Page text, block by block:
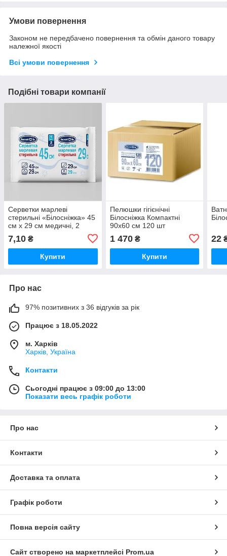
Умови повернення
Законом не передбачено повернення та обмін даного товару
належної якості
Всі умови повернення
Подібні товари компанії
Серветки марлеві
стерильні «Білосніжка» 45
см х 29 см медичні, 2
7,10 ₴
Купити
Пелюшки гігієнічні
Білосніжка Компактні
90х60 см 120 шт
1 470₴
Купити
22
Про нас
97% позитивних з 36 відгуків за рік
Працює з 18.05.2022
м. Харків
Харків, Україна
Контакти
Сьогодні працює з 09:00 до 13:00
Показати весь графік роботи
Про нас
Контакти
Доставка та оплата
Графік роботи
Повна версія сайту
Сайт створено на маркетплейсі Prom.ua